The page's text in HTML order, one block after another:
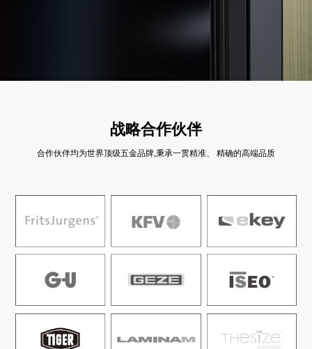
战略合作伙伴
合作伙伴均为世界顶级五金品牌,秉承一贯精准、 精确的高端品质